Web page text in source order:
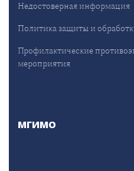
Недостоверная информация
Политика защиты и
Профилактические
мероприятия
МГИМО